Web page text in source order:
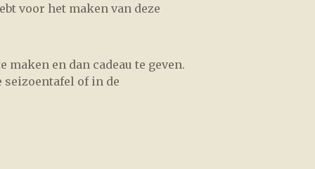
voor het maken van deze
maken en dan cadeau te geven.
seizoentafel of in de